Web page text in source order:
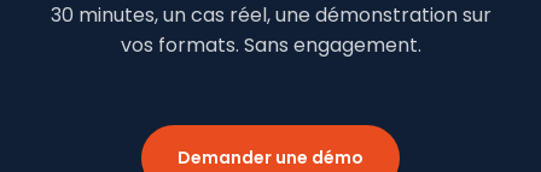
30 minutes, un cas réel, une démonstration sur
vos formats. Sans engagement.
Demander une démo